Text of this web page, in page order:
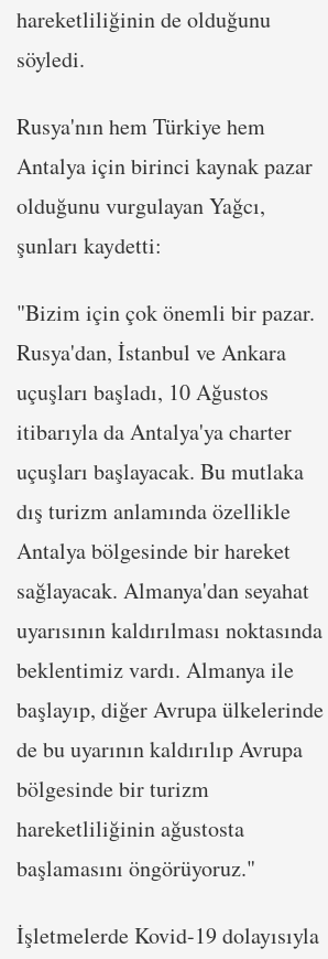
hareketliliğinin de olduğunu
söyledi.
Rusya'nın hem Türkiye hem
Antalya için birinci kaynak pazar
olduğunu vurgulayan Yağcı,
şunları kaydetti:
"Bizim için çok önemli bir pazar.
Rusya'dan, İstanbul ve Ankara
uçuşları başladı, 10 Ağustos
itibarıyla da Antalya'ya charter
uçuşları başlayacak. Bu mutlaka
dış turizm anlamında özellikle
Antalya bölgesinde bir hareket
sağlayacak. Almanya'dan seyahat
uyarısının kaldırılması noktasında
beklentimiz vardı. Almanya ile
başlayıp, diğer Avrupa ülkelerinde
de bu uyarının kaldırılıp Avrupa
bölgesinde bir turizm
hareketliliğinin ağustosta
başlamasını öngörüyoruz."
İşletmelerde Kovid-19 dolayısıyla